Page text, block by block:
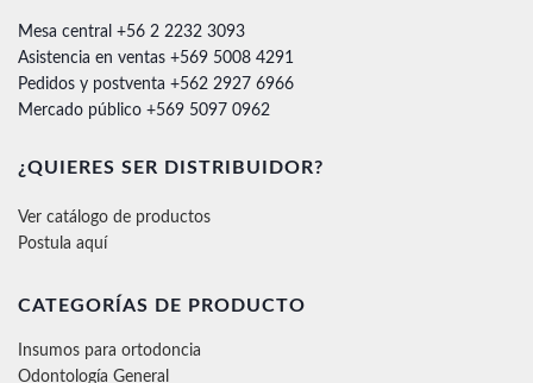
Mesa central +56 2 2232 3093
Asistencia en ventas +569 5008 4291
Pedidos y postventa +562 2927 6966
Mercado público +569 5097 0962
¿QUIERES SER DISTRIBUIDOR?
Ver catálogo de productos
Postula aquí
CATEGORÍAS DE PRODUCTO
Insumos para ortodoncia
Odontología General